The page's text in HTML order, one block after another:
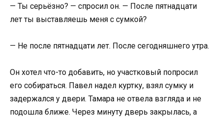
— Ты серьёзно? — спросил он. — После пятнадцати
лет ты выставляешь меня с сумкой?
— Не после пятнадцати лет. После сегодняшнего утра.
Он хотел что-то добавить, но участковый попросил
его собираться. Павел надел куртку, взял сумку и
задержался у двери. Тамара не отвела взгляда и не
подошла ближе. Через минуту дверь закрылась, а